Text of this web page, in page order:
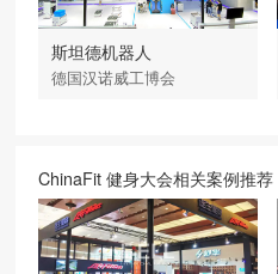
斯坦德机器人
德国汉诺威工博会
ChinaFit 健身大会相关案例推荐